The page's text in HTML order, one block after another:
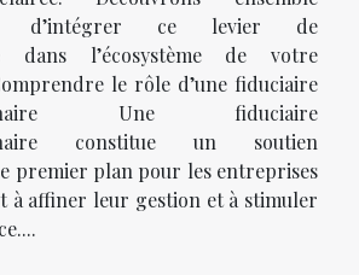
d’intégrer ce levier de
dans l’écosystème de votre
le rôle d’une fiduciaire
Une fiduciaire
constitue un soutien
premier plan pour les entreprises
à affiner leur gestion et à stimuler